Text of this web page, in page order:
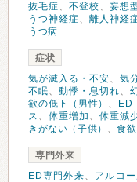
抜毛症、 不登校、 妄想
うつ神経症、 離人神経
うつ病
症状
気が滅入る・不安、 気
不眠、 動悸・息切れ、
欲の低下（男性） 、 ED
ス 、 体重増加 、 体重減
きがない（子供） 、食
専門外来
ED専門外来、 アルコ